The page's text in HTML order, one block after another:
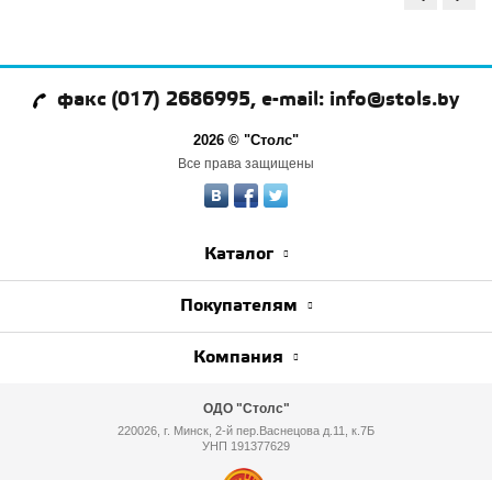
факс (017) 2686995, e-mail: info@stols.by
2026 © "Столс"
Все права защищены
Каталог
Покупателям
Компания
ОДО "Столс"
220026, г. Минск, 2-й пер.Васнецова д.11, к.7Б
УНП 191377629